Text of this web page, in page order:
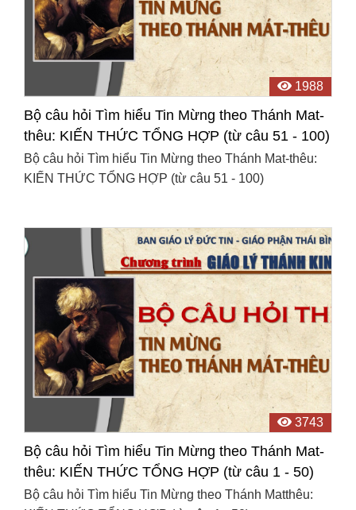
1988
Bộ câu hỏi Tìm hiểu Tin Mừng theo Thánh Mat-
thêu: KIẾN THỨC TỔNG HỢP (từ câu 51 - 100)
Bộ câu hỏi Tìm hiểu Tin Mừng theo Thánh Mat-thêu:
KIẾN THỨC TỔNG HỢP (từ câu 51 - 100)
3743
Bộ câu hỏi Tìm hiểu Tin Mừng theo Thánh Mat-
thêu: KIẾN THỨC TỔNG HỢP (từ câu 1 - 50)
Bộ câu hỏi Tìm hiểu Tin Mừng theo Thánh Matthêu: